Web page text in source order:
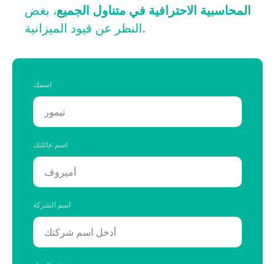
المحاسبية الاحترافية في متناول الجميع، بغض
النظر عن قيود الميزانية.
اسمك
اسم عائلتك
اسم الشركة